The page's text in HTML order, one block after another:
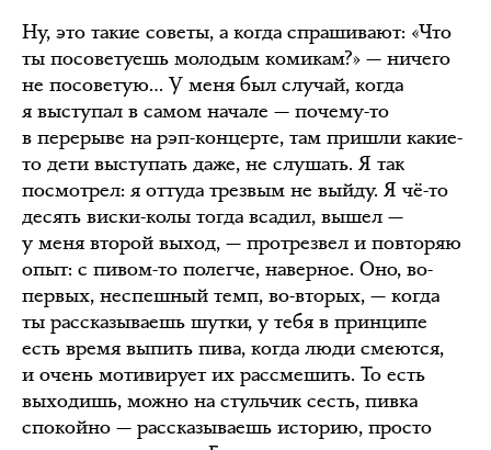
Ну, это такие советы, а когда спрашивают: «Что
ты посоветуешь молодым комикам?» — ничего
не посоветую… У меня был случай, когда
я выступал в самом начале — почему-то
в перерыве на рэп-концерте, там пришли какие-
то дети выступать даже, не слушать. Я так
посмотрел: я оттуда трезвым не выйду. Я чё-то
десять виски-колы тогда всадил, вышел —
у меня второй выход, — протрезвел и повторяю
опыт: с пивом-то полегче, наверное. Оно, во-
первых, неспешный темп, во-вторых, — когда
ты рассказываешь шутки, у тебя в принципе
есть время выпить пива, когда люди смеются,
и очень мотивирует их рассмешить. То есть
выходишь, можно на стульчик сесть, пивка
спокойно — рассказываешь историю, просто